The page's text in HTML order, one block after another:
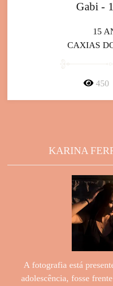
Gabi -
15
CAXIAS
450
KARINA
A fotografia está
adolescência, fosse